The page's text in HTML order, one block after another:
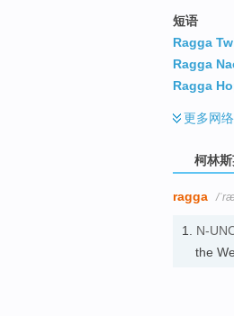
短语
Ragga
Ragga
Ragga
更多网
柯林
ragga /
1. N-
the